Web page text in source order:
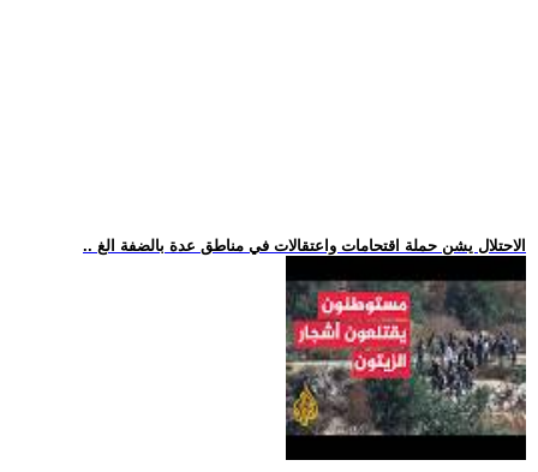
.. الاحتلال يشن حملة اقتحامات واعتقالات في مناطق عدة بالضفة الغ